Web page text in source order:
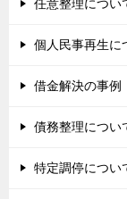
任意整理につい
個人民事再生に
借金解決の事例
債務整理につい
特定調停につい